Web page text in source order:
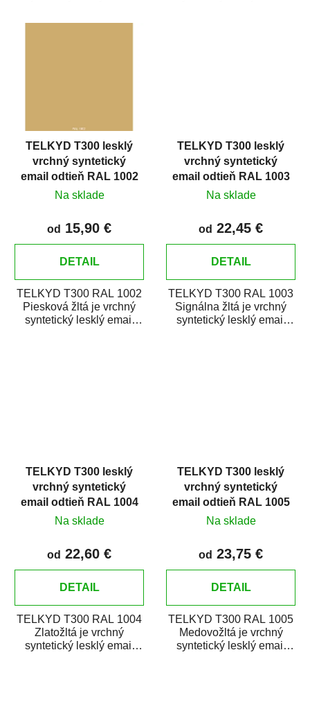
TELKYD T300 lesklý
vrchný syntetický
email odtieň RAL 1002
Piesková žltá
Na sklade
od 15,90 €
DETAIL
TELKYD T300 RAL 1002
Piesková žltá je vrchný
syntetický lesklý email
TELKYD T300 lesklý
vrchný syntetický
email odtieň RAL 1003
Signálna žltá
Na sklade
od 22,45 €
DETAIL
TELKYD T300 RAL 1003
Signálna žltá je vrchný
syntetický lesklý email
TELKYD T300 lesklý
vrchný syntetický
email odtieň RAL 1004
Zlatožltá
Na sklade
od 22,60 €
DETAIL
TELKYD T300 RAL 1004
Zlatožltá je vrchný
syntetický lesklý email
TELKYD T300 lesklý
vrchný syntetický
email odtieň RAL 1005
Medovožltá
Na sklade
od 23,75 €
DETAIL
TELKYD T300 RAL 1005
Medovožltá je vrchný
syntetický lesklý email